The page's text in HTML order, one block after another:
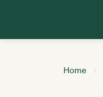
Home